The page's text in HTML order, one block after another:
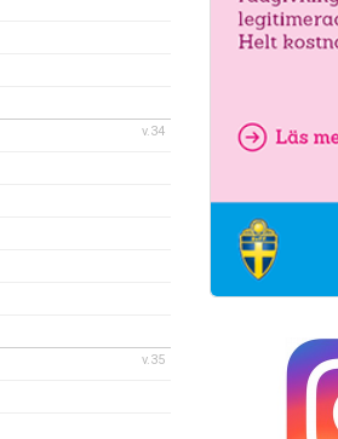
v.34
v.35